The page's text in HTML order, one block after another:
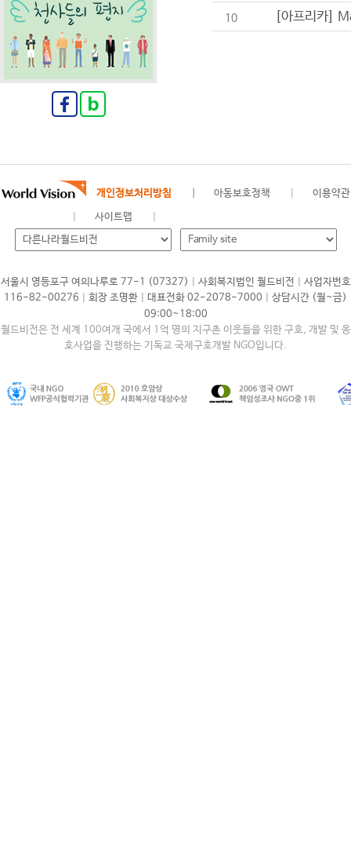
10 [아프리카]
개인정보처리방침 아동보호정책 이용약관
사이트맵
서울시 영등포구 여의나루로 77-1 (07327) 사회복지법인 월드비전
사업자번호
116-82-00276
회장 조명환 대표전화 02-2078-7000
상담시간 (월~금)
09:00~18:00
월드비전은 전 세계 100여개 국에서 1억 명의 지구촌 이웃들을 위한 구호, 개발 및 옹
호사업을 진행하는 기독교 국제구호개발 NGO입니다.